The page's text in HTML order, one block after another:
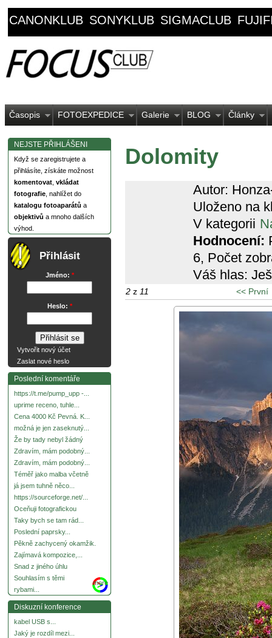
CANONKLUB SONYKLUB SIGMACLUB
Časopis FOTOEXPEDICE Galerie BLOG Články
NEJSTE PŘIHLÁŠENI
Když se zaregistrujete a
přihlásíte, získáte možnost
komentovat vkládat
fotografie , nahlížet do
katalogu fotoaparátů a
objektivů a mnoho dalších
výhod.
Přihlásit
Jméno: *
Heslo: *
Vytvořit nový účet
Zaslat nové heslo
Poslední komentáře
https://t.me/pump_upp -...
uprime receno, tuhle...
Cena 4000 Kč Pevná. K...
možná je jen zaseknutý...
Že by tady nebyl žádný
Zdravím, mám podobný...
Zdravím, mám podobný...
Téměř jako malba včetně
já jsem tuhně něco...
https://sourceforge.net/...
Oceňuji fotografickou
Taky bych se tam rád...
Poslední paprsky...
Pěkně zachycený okamžik.
Zajímavá kompozice,...
Snad z jiného úhlu
Souhlasím s těmi
rybami...
more
Diskuzní konference
kabel USB s...
Jaký je rozdíl mezi...
Dolomity
Autor:
Uloženo na
V kategorii
Hodnocení:
6, Počet
Váš hlas:
2 z 11 << První